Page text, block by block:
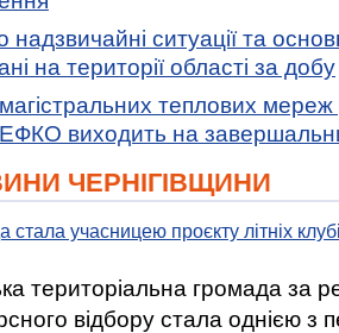
ситуації та
на території області за добу
теплових мереж
виходить на
ЧЕРНІГІВЩИНИ
стала учасницею проєкту літніх
територіальна громада за
відбору стала однією